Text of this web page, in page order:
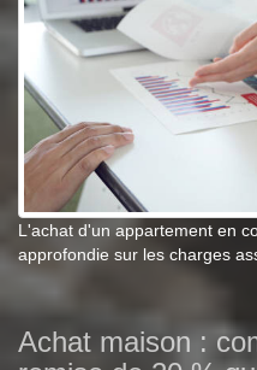
L'achat d'un appartement en
approfondie sur les charges
Achat maison :